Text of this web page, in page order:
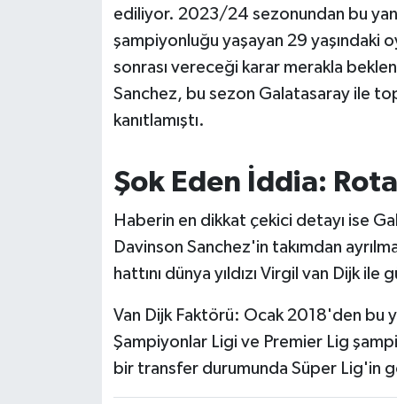
ediliyor. 2023/24 sezonundan bu
şampiyonluğu yaşayan 29 yaşındaki
sonrası vereceği karar merakla
Sanchez, bu sezon Galatasaray ile
kanıtlamıştı.
Şok Eden İddia:
Haberin en dikkat çekici detayı ise
Davinson Sanchez'in takımdan
hattını dünya yıldızı Virgil van Dijk
Van Dijk Faktörü: Ocak 2018'den bu
Şampiyonlar Ligi ve Premier Lig
bir transfer durumunda Süper Lig'in
Savaştepe
SEYAHAT
SÜRMANŞET
TARİHTE BUGÜN